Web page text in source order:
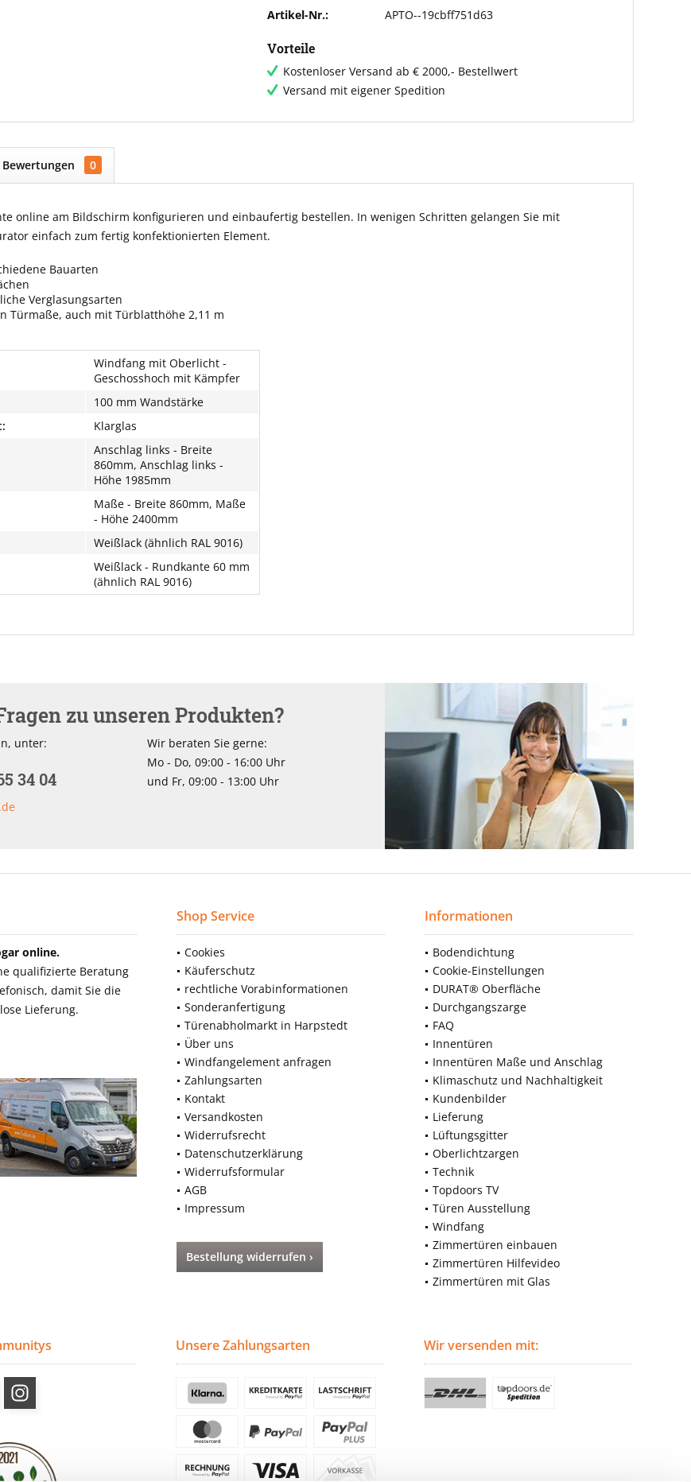
Artikel-Nr.: APTO--19cbff751d63
Vorteile
Kostenloser Versand ab € 2000,- Bestellwert
Versand mit eigener Spedition
Bewertungen 0
online am Bildschirm konfigurieren und einbaufertig bestellen. In wenigen Schritten gelangen Sie mit
einfach zum fertig konfektionierten Element.
Bauarten
Verglasungsarten
Türmaße, auch mit Türblatthöhe 2,11 m
Windfang mit Oberlicht -
Geschosshoch mit Kämpfer
100 mm Wandstärke
Klarglas
Anschlag links - Breite
860mm, Anschlag links -
Höhe 1985mm
Maße - Breite 860mm, Maße
- Höhe 2400mm
Weißlack (ähnlich RAL 9016)
Weißlack - Rundkante 60 mm
(ähnlich RAL 9016)
zu unseren Produkten?
unter:
34 04
Wir beraten Sie gerne:
Mo - Do, 09:00 - 16:00 Uhr
und Fr, 09:00 - 13:00 Uhr
online.
qualifizierte Beratung
damit Sie die
Lieferung.
Shop Service
Cookies
Käuferschutz
rechtliche Vorabinformationen
Sonderanfertigung
Türenabholmarkt in Harpstedt
Über uns
Windfangelement anfragen
Zahlungsarten
Kontakt
Versandkosten
Widerrufsrecht
Datenschutzerklärung
Widerrufsformular
AGB
Impressum
Bestellung widerrufen ›
Informationen
Bodendichtung
Cookie-Einstellungen
DURAT® Oberfläche
Durchgangszarge
FAQ
Innentüren
Innentüren Maße und Anschlag
Klimaschutz und Nachhaltigkeit
Kundenbilder
Lieferung
Lüftungsgitter
Oberlichtzargen
Technik
Topdoors TV
Türen Ausstellung
Windfang
Zimmertüren einbauen
Zimmertüren Hilfevideo
Zimmertüren mit Glas
Unsere Zahlungsarten Wir versenden mit: